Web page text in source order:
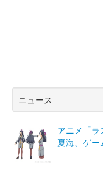
ニュース
アニメ「
夏海、ゲ